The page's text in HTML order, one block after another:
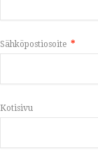
Sähköpostiosoite *
Kotisivu